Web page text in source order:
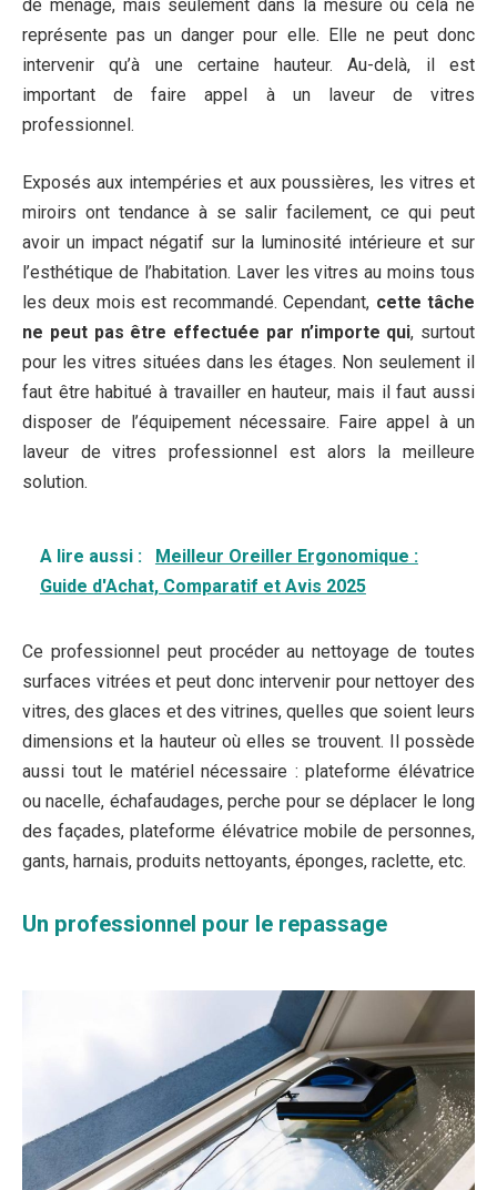
de ménage, mais seulement dans la mesure où cela ne
représente pas un danger pour elle. Elle ne peut donc
intervenir qu’à une certaine hauteur. Au-delà, il est
important de faire appel à un laveur de vitres
professionnel.
Exposés aux intempéries et aux poussières, les vitres et
miroirs ont tendance à se salir facilement, ce qui peut
avoir un impact négatif sur la luminosité intérieure et sur
l’esthétique de l’habitation. Laver les vitres au moins tous
les deux mois est recommandé. Cependant, cette tâche
ne peut pas être effectuée par n’importe qui, surtout
pour les vitres situées dans les étages. Non seulement il
faut être habitué à travailler en hauteur, mais il faut aussi
disposer de l’équipement nécessaire. Faire appel à un
laveur de vitres professionnel est alors la meilleure
solution.
A lire aussi :
Meilleur Oreiller Ergonomique :
Guide d'Achat, Comparatif et Avis 2025
Ce professionnel peut procéder au nettoyage de toutes
surfaces vitrées et peut donc intervenir pour nettoyer des
vitres, des glaces et des vitrines, quelles que soient leurs
dimensions et la hauteur où elles se trouvent. Il possède
aussi tout le matériel nécessaire : plateforme élévatrice
ou nacelle, échafaudages, perche pour se déplacer le long
des façades, plateforme élévatrice mobile de personnes,
gants, harnais, produits nettoyants, éponges, raclette, etc.
Un professionnel pour le repassage